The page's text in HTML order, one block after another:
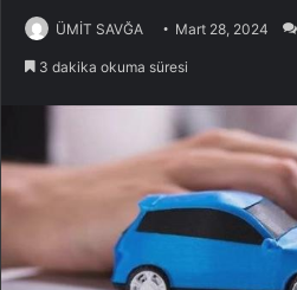
ÜMİT SAVĞA Mart 28, 2024
3 dakika okuma süresi